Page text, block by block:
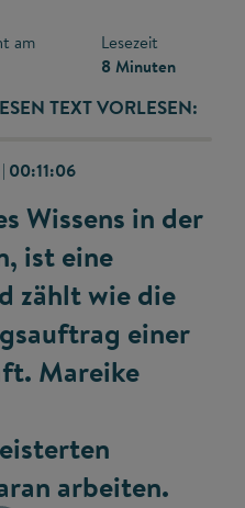
am
Lesezeit
8 Minuten
TEXT VORLESEN:
| 00:11:06
Wissens in der
ist eine
zählt wie die
einer
Mareike
arbeiten.